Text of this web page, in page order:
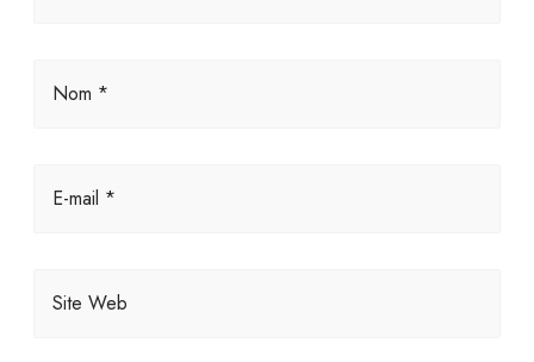
Nom *
E-mail *
Site Web